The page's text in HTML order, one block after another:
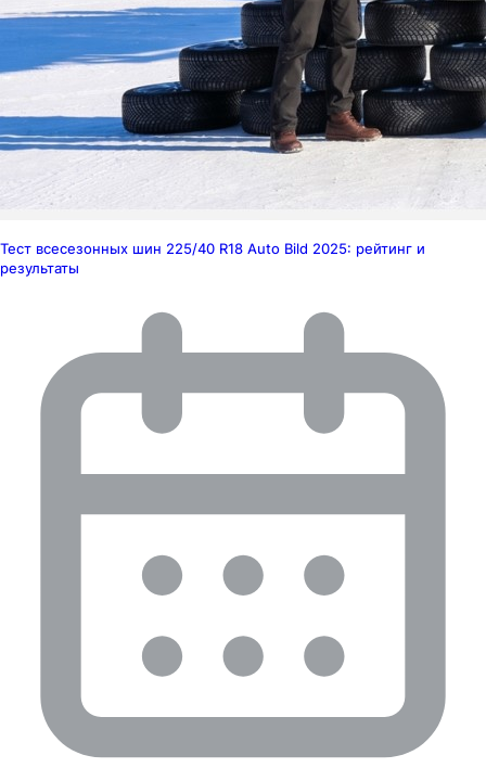
Тест всесезонных шин 225/40 R18 Auto Bild 2025: рейтинг и
результаты